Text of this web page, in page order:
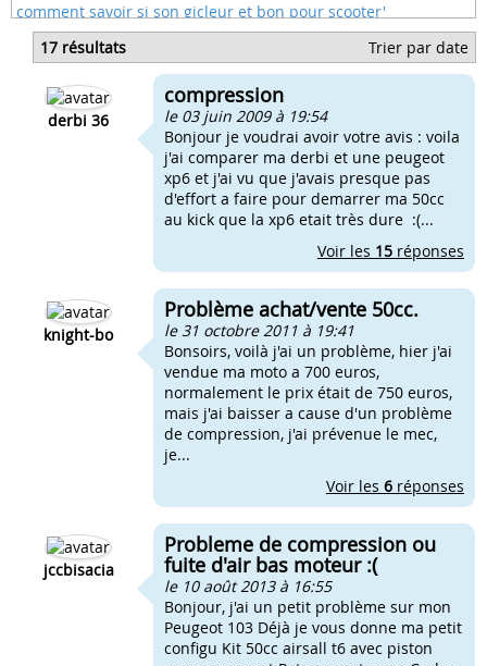
comment savoir si son gicleur et bon pour scooter'
Comment savoir l'essence que en a sur ludix
Comment savoir la marque de sa dirt bike
Comment savoir quand il faut passer les vitesses?
Comment savoir si c'est une amorce de serrage
17 résultats Trier par date
derbi 36
compression
le 03 juin 2009 à 19:54
Bonjour je voudrai avoir votre avis : voila
j'ai comparer ma derbi et une peugeot
xp6 et j'ai vu que j'avais presque pas
d'effort a faire pour demarrer ma 50cc
au kick que la xp6 etait très dure :(...
Voir les 15 réponses
knight-bo
Problème achat/vente 50cc.
le 31 octobre 2011 à 19:41
Bonsoirs, voilà j'ai un problème, hier j'ai
vendue ma moto a 700 euros,
normalement le prix était de 750 euros,
mais j'ai baisser a cause d'un problème
de compression, j'ai prévenue le mec,
je...
Voir les 6 réponses
jccbisacia
Probleme de compression ou
fuite d'air bas moteur :(
le 10 août 2013 à 16:55
Bonjour, j'ai un petit problème sur mon
Peugeot 103 Déjà je vous donne ma petit
configu Kit 50cc airsall t6 avec piston